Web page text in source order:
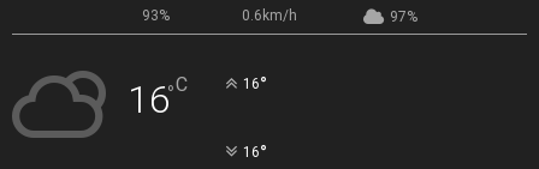
93% 0.6km/h 97%
16°C 16°
16°